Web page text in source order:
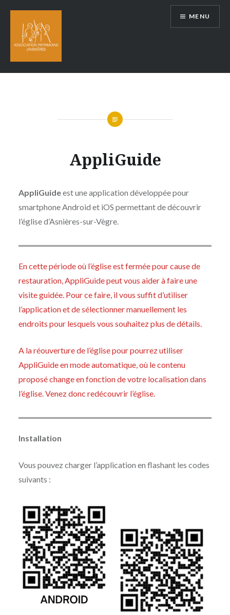
contenu
MENU
AppliGuide
AppliGuideest une application développée pour
smartphone Android et iOS permettant de découvrir
l’église d’Asnières-sur-Vègre.
En cette période où l’église est fermée pour cause de
restauration, AppliGuide peut vous aider à faire une
visite guidée. Pour ce faire, il vous suffit d’utiliser
l’application et de sélectionner manuellement les
endroits pour lesquels vous souhaitez plus de détails.
A la réouverture de l’église pour pourrez utiliser
AppliGuide en mode automatique, où le contenu
proposé change en fonction de votre localisation dans
l’église. Venez donc redécouvrir l’église.
Installation
Vous pouvez charger l’application en flashant les codes
suivants :